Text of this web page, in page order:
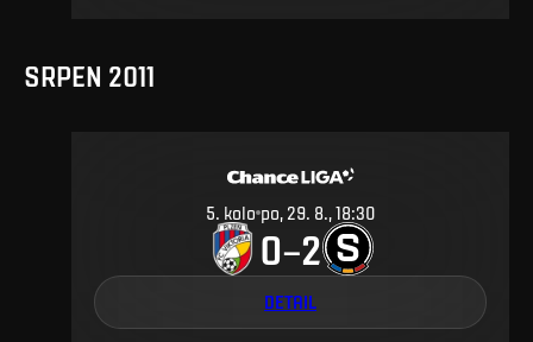
SRPEN 2011
5. kolo po, 29. 8., 18:30
0–2
DETAIL